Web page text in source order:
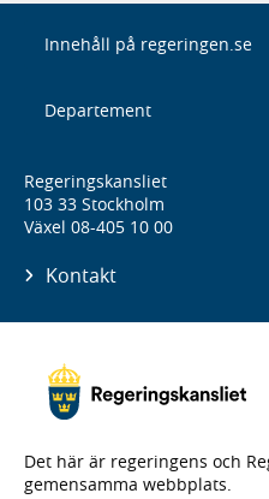
Innehåll på regeringen.se
Departement
Regeringskansliet
103 33 Stockholm
Växel 08-405 10 00
Kontakt
Det här är regeringens och
gemensamma webbplats.